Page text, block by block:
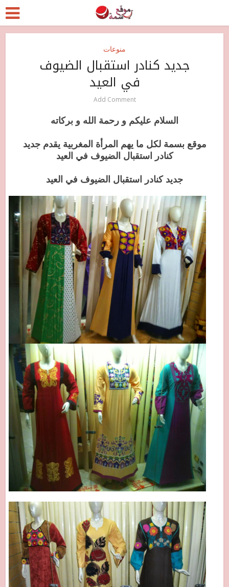
منوعات
جديد كنادر استقبال الضيوف
في العيد
Add Comment
السلام عليكم و رحمة الله و بركاته
موقع بسمة لكل ما يهم المرأة المغربية يقدم جديد
كنادر استقبال الضيوف في العيد
جديد كنادر استقبال الضيوف في العيد